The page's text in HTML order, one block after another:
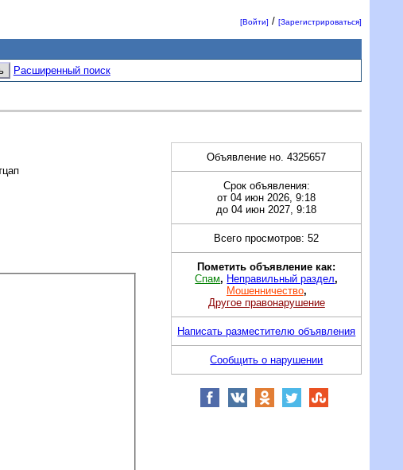
[Войти] /[Зарегистрироваться]
Расширенный поиск
Объявление но. 4325657
Срок объявления:
от 04 июн 2026, 9:18
до 04 июн 2027, 9:18
Всего просмотров: 52
Пометить объявление как:
Спам, Неправильный раздел,
Мошенничество,
Другое правонарушение
Написать разместителю объявления
Сообщить о нарушении